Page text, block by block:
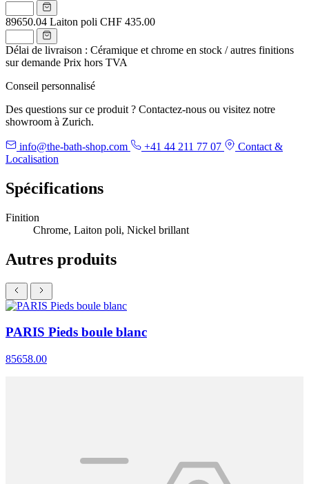
89650.04 Laiton poli CHF 435.00
Délai de livraison : Céramique et chrome en stock / autres finitions
sur demande Prix hors TVA
Conseil personnalisé
Des questions sur ce produit ? Contactez-nous ou visitez notre
showroom à Zurich.
info@the-bath-shop.com +41 44 211 77 07
Contact &
Localisation
Spécifications
Finition
Chrome, Laiton poli, Nickel brillant
Autres produits
PARIS Pieds boule blanc
85658.00